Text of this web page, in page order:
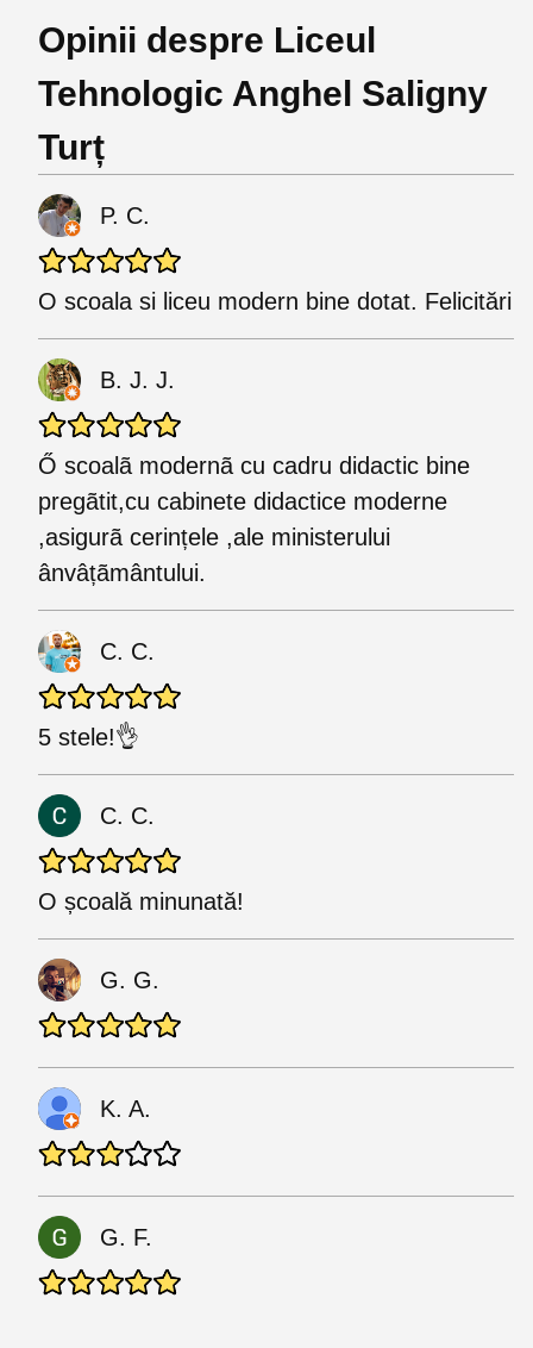
Opinii despre Liceul
Tehnologic Anghel Saligny
Turț
P. C.
O scoala si liceu modern bine dotat. Felicitări
B. J. J.
Ő scoalã modernã cu cadru didactic bine
pregãtit,cu cabinete didactice moderne
,asigurã cerințele ,ale ministerului
ânvâțãmântului.
C. C.
5 stele!👌
C. C.
O școală minunată!
G. G.
K. A.
G. F.